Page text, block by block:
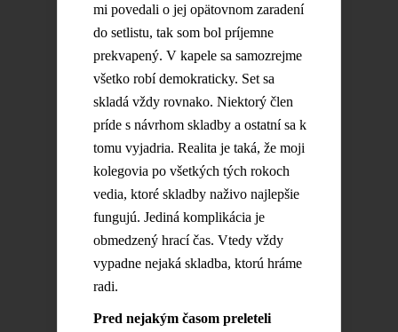
mi povedali o jej opätovnom zaradení
do setlistu, tak som bol príjemne
prekvapený. V kapele sa samozrejme
všetko robí demokraticky. Set sa
skladá vždy rovnako. Niektorý člen
príde s návrhom skladby a ostatní sa k
tomu vyjadria. Realita je taká, že moji
kolegovia po všetkých tých rokoch
vedia, ktoré skladby naživo najlepšie
fungujú. Jediná komplikácia je
obmedzený hrací čas. Vtedy vždy
vypadne nejaká skladba, ktorú hráme
radi.
Pred nejakým časom preleteli